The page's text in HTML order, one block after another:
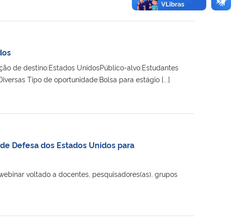
de destino:Estados UnidosPúblico-alvo:Estudantes
Tipo de oportunidade:Bolsa para estágio [...]
Defesa dos Estados Unidos para
voltado a docentes, pesquisadores(as), grupos